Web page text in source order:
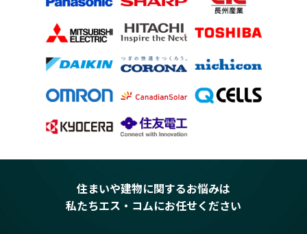
住まいや建物に関するお悩みは
私たちエス・コムにお任せください